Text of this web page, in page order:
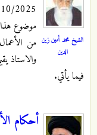
الشيخ محمد أمين زين
الدين
2025 - 11:42
موضوع
من
والاستاذ
فيما يأتي.
أحکام